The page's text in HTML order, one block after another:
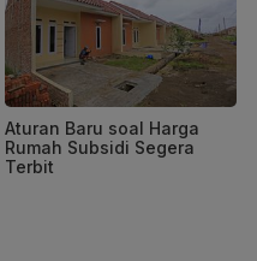
Aturan Baru soal Harga
Rumah Subsidi Segera
Terbit